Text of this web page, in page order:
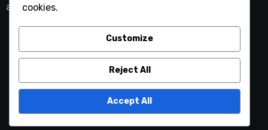
añadidos, Sabores auténticos
cucutgourmet.com
cookies.
Customize
Reject All
Accept All